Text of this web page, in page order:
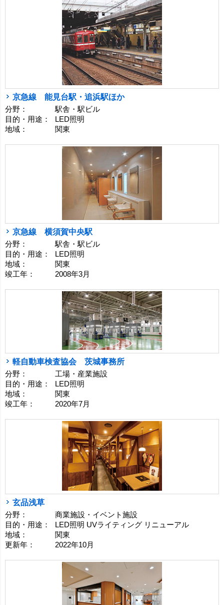
京急線 能見台駅・追浜駅ほか
分野：
駅舎・駅ビル
目的・用途：
LED照明
地域：
関東
京急線 横須賀中央駅
分野：
駅舎・駅ビル
目的・用途：
LED照明
地域：
関東
竣工年：
2008年3月
軽自動車検査協会 茨城事務所
分野：
工場・産業施設
目的・用途：
LED照明
地域：
関東
竣工年：
2020年7月
玄品浅草
分野：
商業施設・イベント施設
目的・用途：
LED照明 UVライティング リニューアル
地域：
関東
更新年：
2022年10月